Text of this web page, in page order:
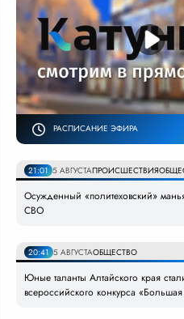
РАСПИСАНИЕ ЭФИРА
21:01 5 АВГУСТАПРОИСШЕСТВИЯ
Осужденный «политеховский»
СВО
20:41 5 АВГУСТАОБЩЕСТВО
Юные таланты Алтайского края
всероссийского конкурса